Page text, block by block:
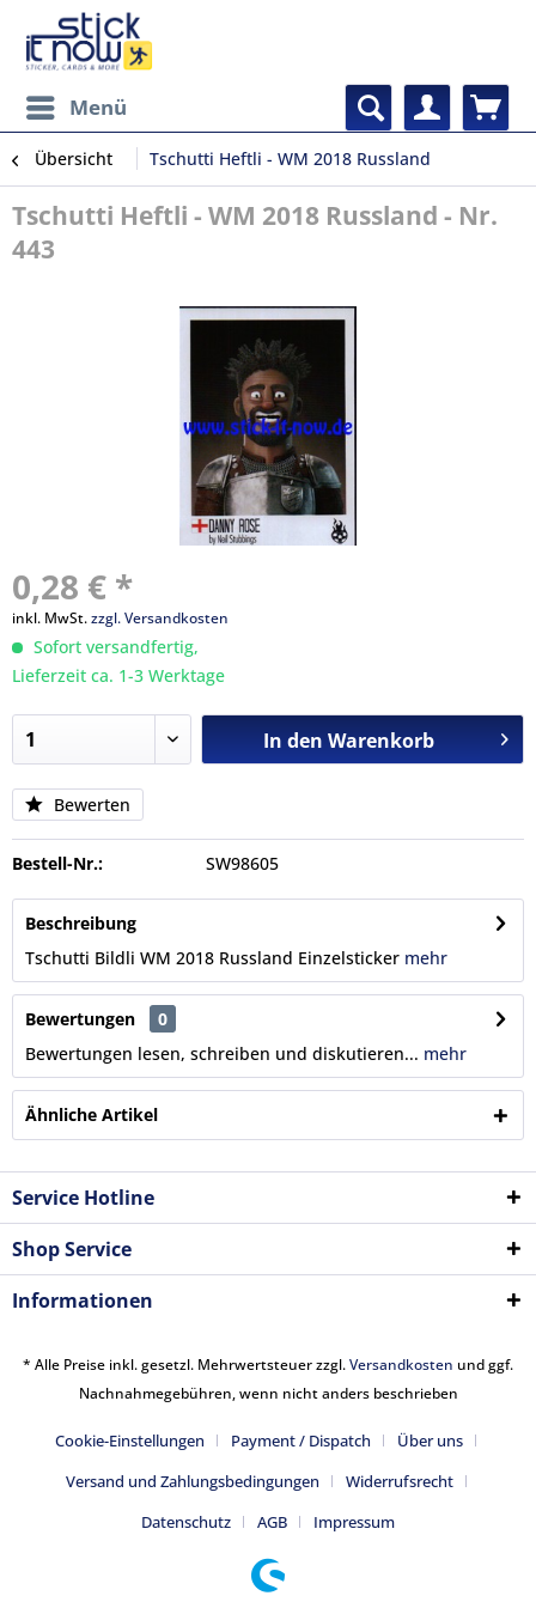
Menü
Übersicht Tschutti Heftli - WM 2018 Russland
Tschutti Heftli - WM 2018 Russland - Nr.
443
0,28 € *
inkl. MwSt.zzgl. Versandkosten
Sofort versandfertig,
Lieferzeit ca. 1-3 Werktage
In den Warenkorb
Bewerten
Bestell-Nr.: SW98605
Beschreibung
Tschutti Bildli WM 2018 Russland Einzelsticker mehr
Bewertungen
0
Bewertungen lesen, schreiben und diskutieren... mehr
Ähnliche Artikel
Service Hotline
Shop Service
Informationen
* Alle Preise inkl. gesetzl. Mehrwertsteuer zzgl.Versandkosten und ggf.
Nachnahmegebühren, wenn nicht anders beschrieben
Cookie-Einstellungen Payment / Dispatch
Über uns
Versand und Zahlungsbedingungen
Widerrufsrecht
Datenschutz
AGB Impressum